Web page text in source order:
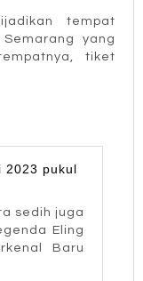
tempat
yang
tiket
2023 pukul
sedih juga
Eling
Baru